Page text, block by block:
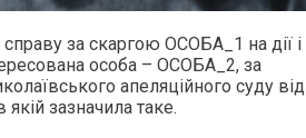
за скаргою ОСОБА_1 на дії і
особа – ОСОБА_2, за
апеляційного суду від
зазначила таке.